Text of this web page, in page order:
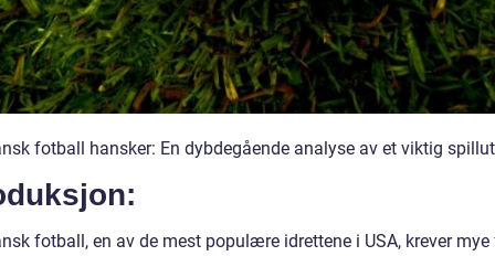
fotball hansker: En dybdegående analyse av et viktig
fotball, en av de mest populære idrettene i USA, krever